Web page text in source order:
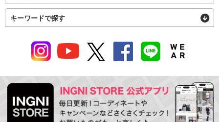
キーワードで探す